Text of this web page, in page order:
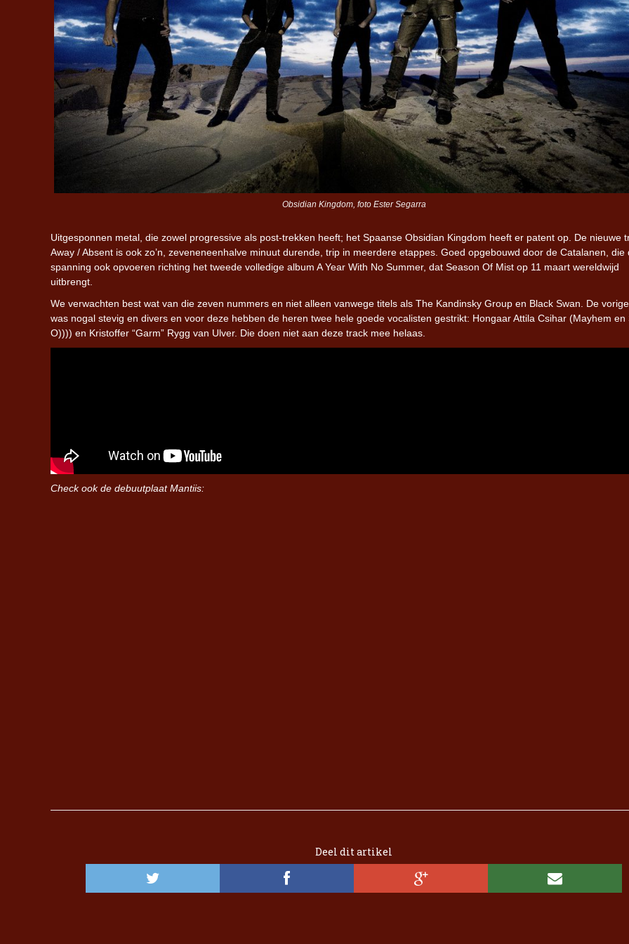
Obsidian Kingdom, foto Ester Segarra
Uitgesponnen metal, die zowel progressive als post-trekken heeft; het Spaanse Obsidian Kingdom heeft er patent op. De nieuwe
Away / Absent is ook zo’n, zeveneneenhalve minuut durende, trip in meerdere etappes. Goed opgebouwd door de Catalanen, die
spanning ook opvoeren richting het tweede volledige album A Year With No Summer, dat Season Of Mist op 11 maart wereldwijd
uitbrengt.
We verwachten best wat van die zeven nummers en niet alleen vanwege titels als The Kandinsky Group en Black Swan. De
was nogal stevig en divers en voor deze hebben de heren twee hele goede vocalisten gestrikt: Hongaar Attila Csihar (Mayhem en
O)))) en Kristoffer “Garm” Rygg van Ulver. Die doen niet aan deze track mee helaas.
Check ook de debuutplaat Mantiis:
Deel dit artikel
Iron Jinn doopt vers epos